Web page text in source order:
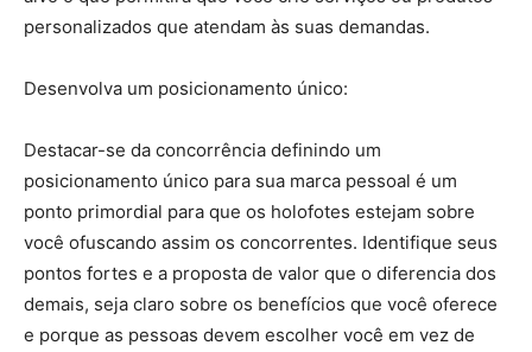
personalizados que atendam às suas demandas.
Desenvolva um posicionamento único:
Destacar-se da concorrência definindo um
posicionamento único para sua marca pessoal é um
ponto primordial para que os holofotes estejam sobre
você ofuscando assim os concorrentes. Identifique seus
pontos fortes e a proposta de valor que o diferencia dos
demais, seja claro sobre os benefícios que você oferece
e porque as pessoas devem escolher você em vez de